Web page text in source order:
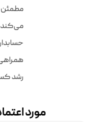
رشد
مورد